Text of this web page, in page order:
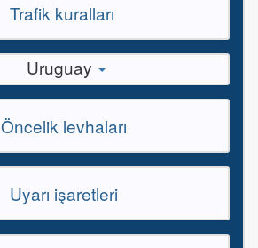
Trafik kuralları
Uruguay
Öncelik levhaları
Uyarı işaretleri